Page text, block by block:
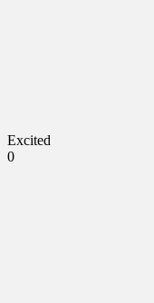
Excited
0